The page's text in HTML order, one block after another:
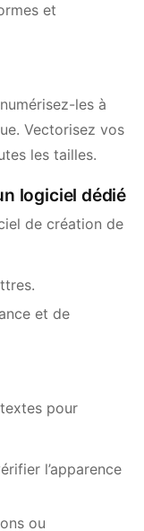
et
les à
Vectorisez vos
les tailles.
logiciel dédié
de création de
et de
pour
l’apparence
ou